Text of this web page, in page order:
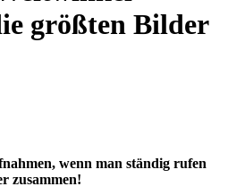
größten Bilder
wenn man ständig rufen
zusammen!